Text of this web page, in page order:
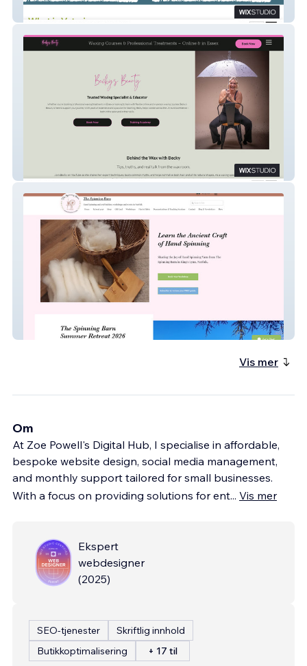
The Spinning Barn
Vis mer
Om
At Zoe Powell's Digital Hub, I specialise in affordable,
bespoke website design, social media management,
and monthly support tailored for small businesses.
With a focus on providing solutions for ent... Vis mer
Ekspert
webdesigner
(2025)
SEO-tjenester
Skriftlig innhold
Butikkoptimalisering
+ 17 til